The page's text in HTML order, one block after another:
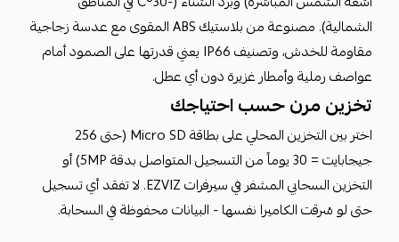
الشمالية). مصنوعة من بلاستيك ABS المقوى مع عدسة زجاجية
مقاومة للخدش، وتصنيف IP66 يعني قدرتها على الصمود أمام
عواصف رملية وأمطار غزيرة دون أي عطل.
تخزين مرن حسب احتياجك
اختر بين التخزين المحلي على بطاقة Micro SD (حتى 256
جيجابايت = 30 يوماً من التسجيل المتواصل بدقة 5MP) أو
التخزين السحابي المشفر في سيرفرات EZVIZ. لا تفقد أي تسجيل
حتى لو سُرقت الكاميرا نفسها - البيانات محفوظة في السحابة.